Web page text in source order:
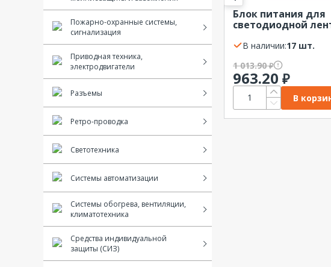
Пожарно-охранные системы,
сигнализация
Приводная техника,
электродвигатели
Разъемы
Ретро-проводка
Светотехника
Системы автоматизации
Системы обогрева, вентиляции,
климатотехника
Средства индивидуальной
защиты (СИЗ)
Блок питания для
светодиодной
В наличии:
17 шт.
1 013.90₽
963.20 ₽
В